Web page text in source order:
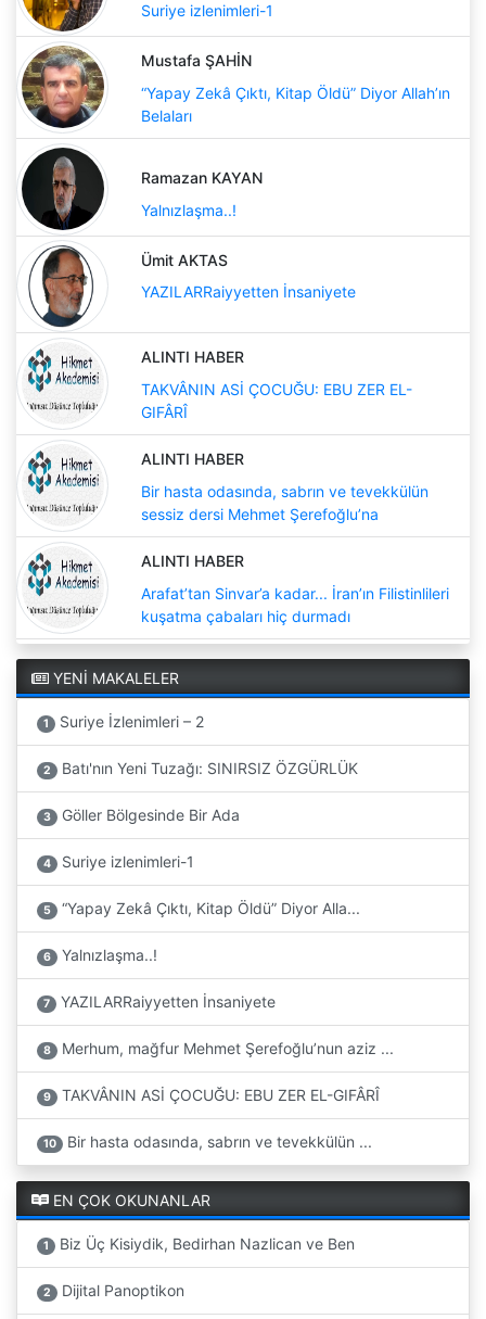
Suriye izlenimleri-1
Mustafa ŞAHİN
“Yapay Zekâ Çıktı, Kitap Öldü” Diyor Allah’ın
Belaları
Ramazan KAYAN
Yalnızlaşma..!
Ümit AKTAS
YAZILARRaiyyetten İnsaniyete
ALINTI HABER
TAKVÂNIN ASİ ÇOCUĞU: EBU ZER EL-
GIFÂRÎ
ALINTI HABER
Bir hasta odasında, sabrın ve tevekkülün
sessiz dersi Mehmet Şerefoğlu’na
ALINTI HABER
Arafat’tan Sinvar’a kadar... İran’ın Filistinlileri
kuşatma çabaları hiç durmadı
YENİ MAKALELER
1 Suriye İzlenimleri – 2
2 Batı'nın Yeni Tuzağı: SINIRSIZ ÖZGÜRLÜK
3 Göller Bölgesinde Bir Ada
4 Suriye izlenimleri-1
5 “Yapay Zekâ Çıktı, Kitap Öldü” Diyor Alla...
6 Yalnızlaşma..!
7 YAZILARRaiyyetten İnsaniyete
8 Merhum, mağfur Mehmet Şerefoğlu’nun aziz ...
9 TAKVÂNIN ASİ ÇOCUĞU: EBU ZER EL-GIFÂRÎ
10 Bir hasta odasında, sabrın ve tevekkülün ...
EN ÇOK OKUNANLAR
1 Biz Üç Kisiydik, Bedirhan Nazlican ve Ben
2 Dijital Panoptikon